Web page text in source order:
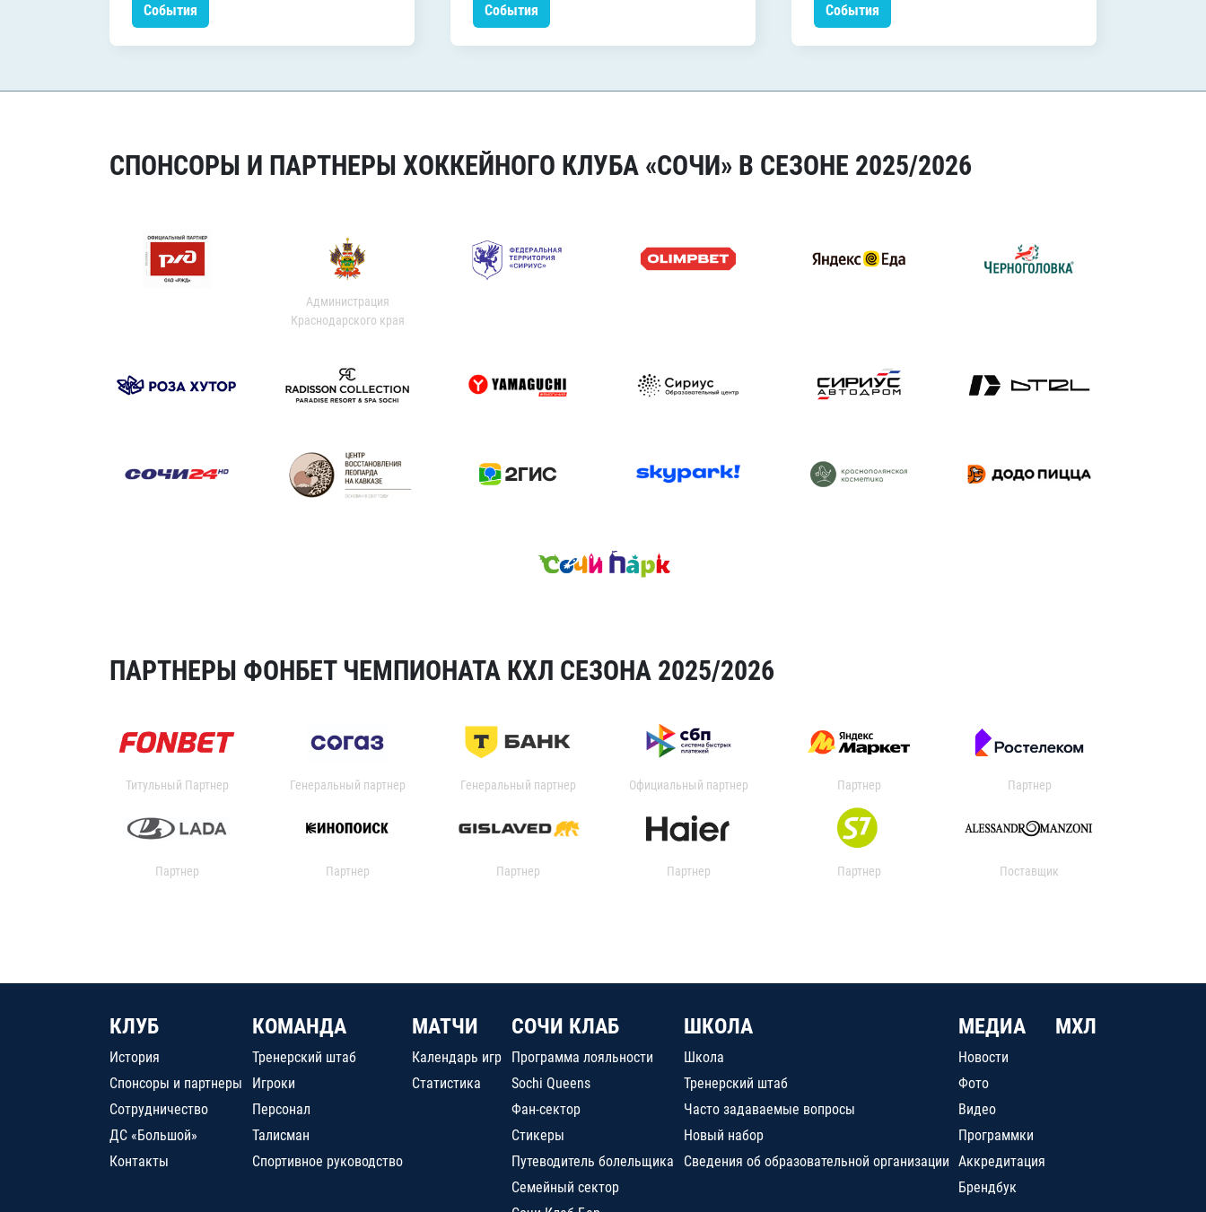
События События События
СПОНСОРЫ И ПАРТНЕРЫ ХОККЕЙНОГО КЛУБА «СОЧИ» В СЕЗОНЕ 2025/2026
Администрация
Краснодарского края
ПАРТНЕРЫ ФОНБЕТ ЧЕМПИОНАТА КХЛ СЕЗОНА 2025/2026
Титульный Партнер Генеральный партнер Генеральный партнер Официальный партнер Партнер Партнер
Партнер Партнер Партнер Партнер Партнер Поставщик
КЛУБ
История
Спонсоры и партнеры
Сотрудничество
ДС «Большой»
Контакты
КОМАНДА
Тренерский штаб
Игроки
Персонал
Талисман
Спортивное руководство
МАТЧИ
Календарь игр
Статистика
СОЧИ КЛАБ
Программа лояльности
Sochi Queens
Фан-сектор
Стикеры
Путеводитель болельщика
Семейный сектор
ШКОЛА
Школа
Тренерский штаб
Часто задаваемые вопросы
Новый набор
Сведения об образовательной организации
МЕДИА
Новости
Фото
Видео
Программки
Аккредитация
Брендбук
МХЛ